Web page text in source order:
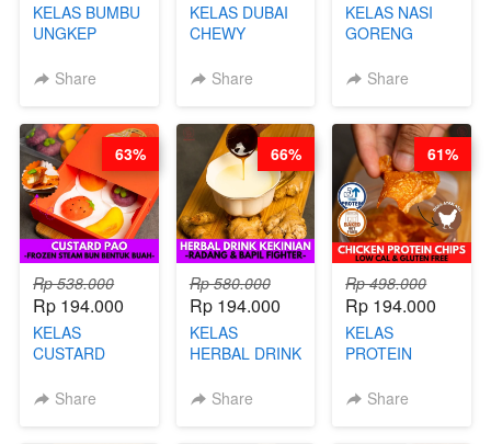
KELAS BUMBU
UNGKEP
KEMASAN - BY
Share
KELAS DUBAI
CHEWY
VIRAL
DITA
Share
KELAS NASI
GORENG
CHINESE WOK
CHEF
STEPHANIE
Share
Rp 538.000
Rp 194.000
KELAS
CUSTARD
STEAM BUN
Share
63%
Rp 580.000
Rp 194.000
KELAS
HERBAL DRINK
RADANG &
Share
66%
Rp 498.000
Rp 194.000
KELAS
PROTEIN
CHIPS -
Share
61%